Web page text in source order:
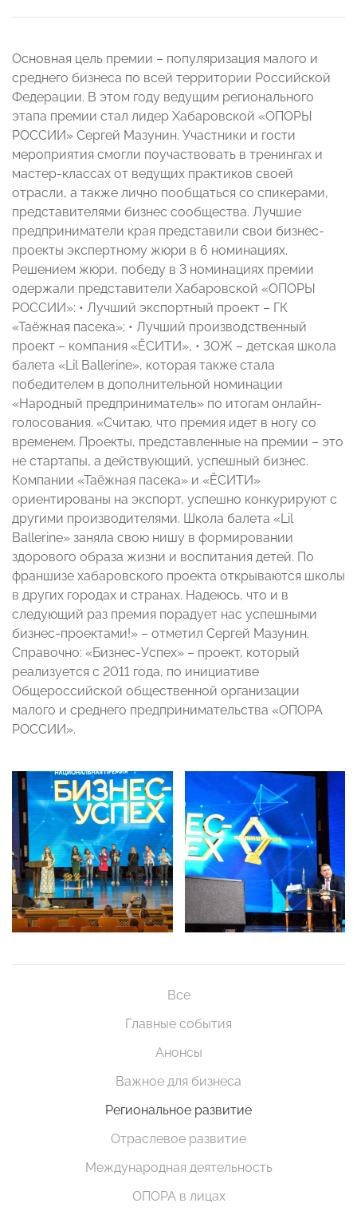
Основная цель премии – популяризация малого и
среднего бизнеса по всей территории Российской
Федерации. В этом году ведущим регионального
этапа премии стал лидер Хабаровской «ОПОРЫ
РОССИИ» Сергей Мазунин. Участники и гости
мероприятия смогли поучаствовать в тренингах и
мастер-классах от ведущих практиков своей
отрасли, а также лично пообщаться со спикерами,
представителями бизнес сообщества. Лучшие
предприниматели края представили свои бизнес-
проекты экспертному жюри в 6 номинациях.
Решением жюри, победу в 3 номинациях премии
одержали представители Хабаровской «ОПОРЫ
РОССИИ»: • Лучший экспортный проект – ГК
«Таёжная пасека»; • Лучший производственный
проект – компания «ЁСИТИ», • ЗОЖ – детская школа
балета «Lil Ballerine», которая также стала
победителем в дополнительной номинации
«Народный предприниматель» по итогам онлайн-
голосования. «Считаю, что премия идет в ногу со
временем. Проекты, представленные на премии – это
не стартапы, а действующий, успешный бизнес.
Компании «Таёжная пасека» и «ЁСИТИ»
ориентированы на экспорт, успешно конкурируют с
другими производителями. Школа балета «Lil
Ballerine» заняла свою нишу в формировании
здорового образа жизни и воспитания детей. По
франшизе хабаровского проекта открываются школы
в других городах и странах. Надеюсь, что и в
следующий раз премия порадует нас успешными
бизнес-проектами!» – отметил Сергей Мазунин.
Справочно: «Бизнес-Успех» – проект, который
реализуется с 2011 года, по инициативе
Общероссийской общественной организации
малого и среднего предпринимательства «ОПОРА
РОССИИ».
Все
Главные события
Анонсы
Важное для бизнеса
Региональное развитие
Отраслевое развитие
Международная деятельность
ОПОРА в лицах